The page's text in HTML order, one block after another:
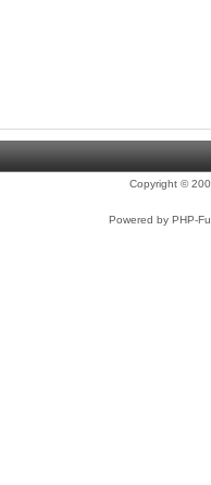
Copyright ©
Powered by PHP-